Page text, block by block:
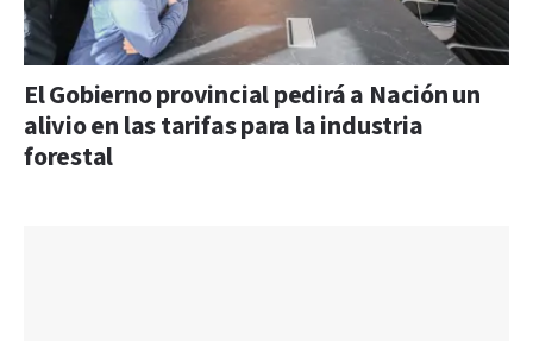
El Gobierno provincial pedirá a Nación un
alivio en las tarifas para la industria
forestal